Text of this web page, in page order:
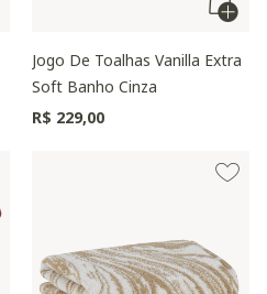
Jogo De Toalhas Vanilla Extra
Soft Banho Cinza
R$ 229,00